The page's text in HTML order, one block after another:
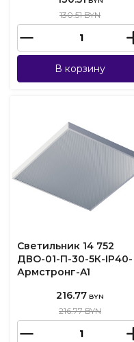
130.51 BYN
В корзину
Светильник 14 752
ДВО-01-П-30-5К-IP40-
Армстронг-A1
216.77 BYN
216.77 BYN